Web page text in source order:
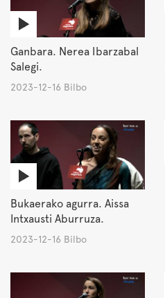
Ganbara. Nerea Ibarzabal
Salegi.
2023-12-16 Bilbo
Bukaerako agurra. Aissa
Intxausti Aburruza.
2023-12-16 Bilbo